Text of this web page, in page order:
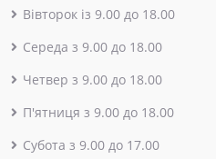
Вівторок із 9.00 до 18.00
Середа з 9.00 до 18.00
Четвер з 9.00 до 18.00
П'ятниця з 9.00 до 18.00
Субота з 9.00 до 17.00